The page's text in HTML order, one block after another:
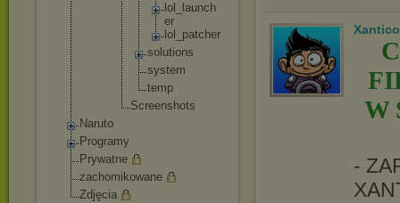
lo
launch
er
lo
patc her
solutions
system
temp
Screenshots
Naruto
Programy
Prywatne
zachomikowane
Zdjęcia
Xantico
W
-